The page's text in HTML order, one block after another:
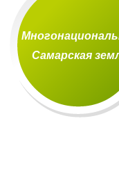
Самарская